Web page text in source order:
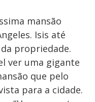
mansão
Isis até
propriedade.
ver uma gigante
que pelo
para a cidade.